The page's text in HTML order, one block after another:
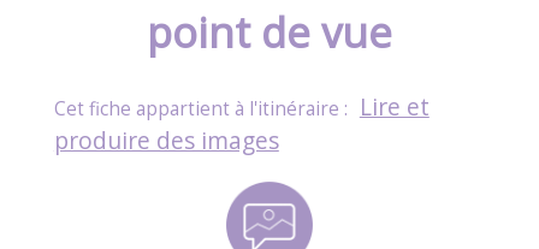
point de vue
Lire et
produire des images